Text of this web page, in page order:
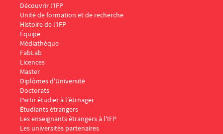
Menu Footer IFP 1
Découvrir l'IFP
Unité de formation et de recherche
Histoire de l'IFP
Équipe
Médiathèque
FabLab
Menu Footer IFP 2
Licences
Master
Diplômes d'Université
Doctorats
Menu Footer IFP 3
Partir étudier à l'étrnager
Étudiants étrangers
Les enseignants étrangers à l'IFP
Les universités partenaires